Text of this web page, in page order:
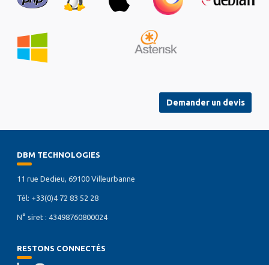
Demander un devis
DBM TECHNOLOGIES
11 rue Dedieu, 69100 Villeurbanne
Tél: +33(0)4 72 83 52 28
N° siret : 43498760800024
RESTONS CONNECTÉS